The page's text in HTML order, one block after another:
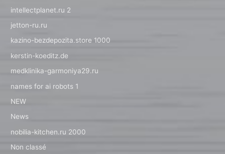
intellectplanet.ru 2
jetton-ru.ru
kazino-bezdepozita.store 1000
kerstin-koeditz.de
medklinika-garmoniya29.ru
names for ai robots 1
NEW
News
nobilia-kitchen.ru 2000
Non classé